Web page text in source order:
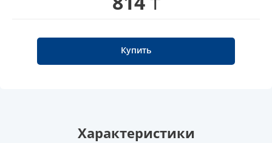
Купить
Характеристики